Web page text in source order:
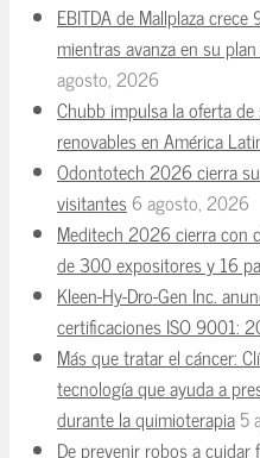
EBITDA de Mallplaza
mientras avanza en su
agosto, 2026
Chubb impulsa la oferta
renovables en América
Odontotech 2026 cierra
visitantes6 agosto, 2026
Meditech 2026 cierra con
de 300 expositores y 16
Kleen-Hy-Dro-Gen Inc.
certificaciones ISO 9001:
Más que tratar el cáncer:
tecnología que ayuda a
durante la quimioterapia5
De prevenir robos a